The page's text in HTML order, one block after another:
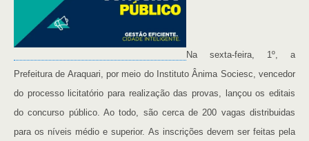
Na sexta-feira, 1º, a
Prefeitura de Araquari, por meio do Instituto Ânima Sociesc, vencedor
do processo licitatório para realização das provas, lançou os editais
do concurso público. Ao todo, são cerca de 200 vagas distribuidas
para os níveis médio e superior. As inscrições devem ser feitas pela